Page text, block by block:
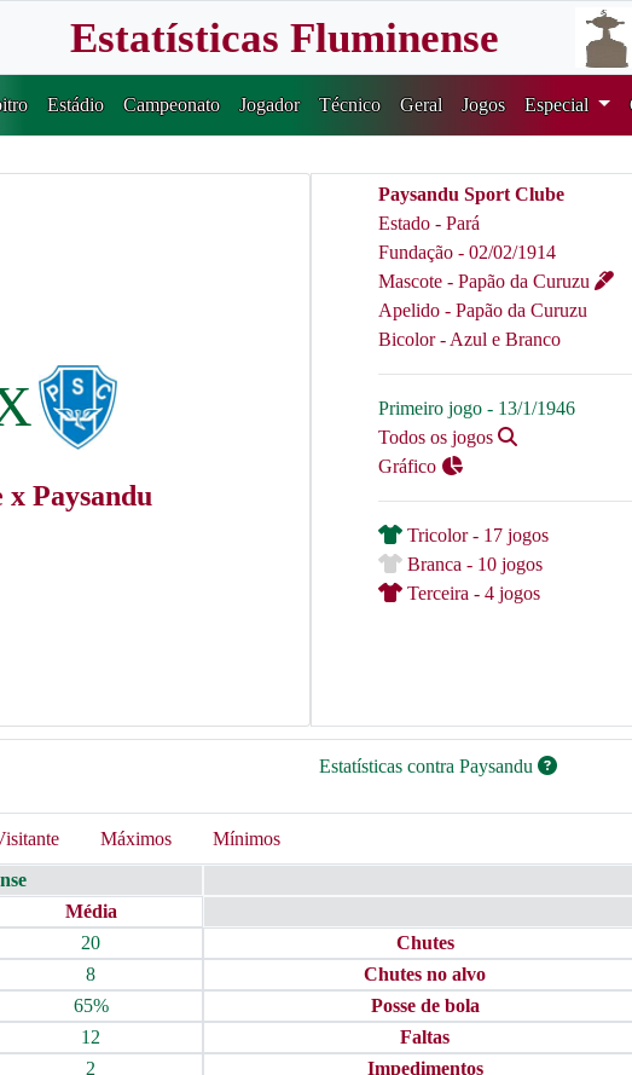
Estatísticas Fluminense
Estádio Campeonato Jogador Técnico Geral Jogos Especial
Paysandu
Paysandu Sport Clube
Estado - Pará
Fundação - 02/02/1914
Mascote - Papão da Curuzu
Apelido - Papão da Curuzu
Bicolor - Azul e Branco
Primeiro jogo - 13/1/1946
Todos os jogos
Gráfico
Tricolor - 17 jogos
Branca - 10 jogos
Terceira - 4 jogos
Estatísticas contra Paysandu
Máximos
Mínimos
Média
20 Chutes
8 Chutes no alvo
65%
Posse de bola
12 Faltas
2 Impedimentos